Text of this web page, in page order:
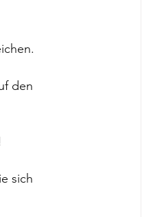
den
sich